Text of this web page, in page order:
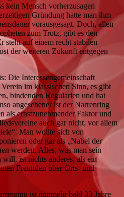
kein Mensch vorherzusagen
Gründung hatte man ihm
vorausgesagt. Doch, allen
zum Trotz, gibt es den
steht auf einem recht stabilen
der weiteren Zukunft entgegen
Die Interessengemeinschaft
im klassischen Sinn, es gibt
bindenden Regularien und hat
angesehener ist der Narrenring
als ernstzunehmender Faktor und
auch gar nicht, vor allem
Man wollte sich von
oder gar als „Nabel der
werden. Alles, was man sein
ist nichts anderes, als ein
Freunden über Orts- und
ist nunmehr bald 33 Jahre